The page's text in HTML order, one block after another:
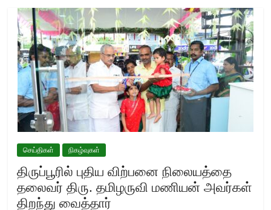
செய்திகள் நிகழ்வுகள்
திருப்பூரில் புதிய விற்பனை நிலையத்தை
தலைவர் திரு. தமிழருவி மணியன் அவர்கள்
திறந்து வைத்தார்